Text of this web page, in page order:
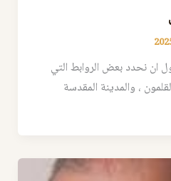
ان نحدد بعض الروابط التي
، والمدينة المقدسة